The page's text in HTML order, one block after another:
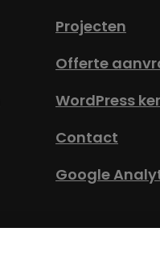
Projecten
Offerte
WordPress
Contact
Google